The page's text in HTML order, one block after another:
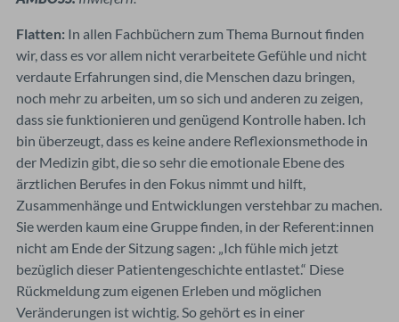
Flatten: In allen Fachbüchern zum Thema Burnout finden
wir, dass es vor allem nicht verarbeitete Gefühle und nicht
verdaute Erfahrungen sind, die Menschen dazu bringen,
noch mehr zu arbeiten, um so sich und anderen zu zeigen,
dass sie funktionieren und genügend Kontrolle haben. Ich
bin überzeugt, dass es keine andere Reflexionsmethode in
der Medizin gibt, die so sehr die emotionale Ebene des
ärztlichen Berufes in den Fokus nimmt und hilft,
Zusammenhänge und Entwicklungen verstehbar zu machen.
Sie werden kaum eine Gruppe finden, in der Referent:innen
nicht am Ende der Sitzung sagen: „Ich fühle mich jetzt
bezüglich dieser Patientengeschichte entlastet.“ Diese
Rückmeldung zum eigenen Erleben und möglichen
Veränderungen ist wichtig. So gehört es in einer